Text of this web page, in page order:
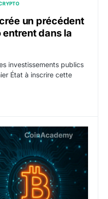
un précédent
dans la
investissements publics
État à inscrire cette
lancé les premiers titres